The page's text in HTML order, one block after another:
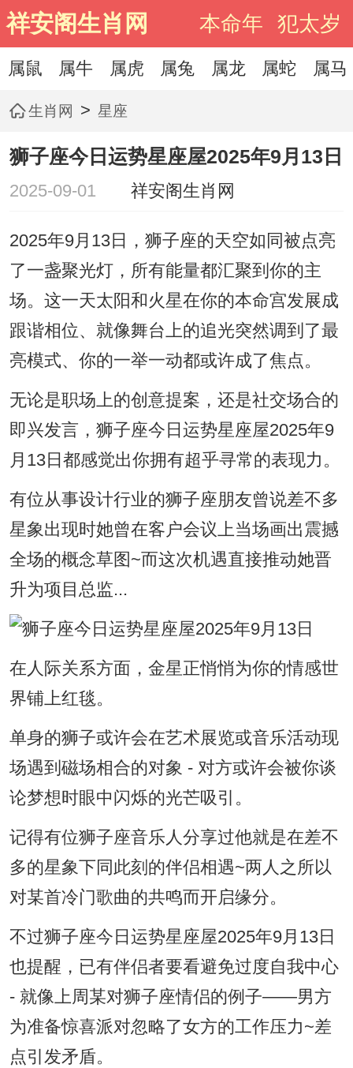
祥安阁生肖网 本命年 犯太岁
属鼠 属牛 属虎 属兔 属龙 属蛇 属马
生肖网 > 星座
狮子座今日运势星座屋2025年9月13日
2025-09-01 祥安阁生肖网
2025年9月13日，狮子座的天空如同被点亮
了一盏聚光灯，所有能量都汇聚到你的主
场。这一天太阳和火星在你的本命宫发展成
跟谐相位、就像舞台上的追光突然调到了最
亮模式、你的一举一动都或许成了焦点。
无论是职场上的创意提案，还是社交场合的
即兴发言，狮子座今日运势星座屋2025年9
月13日都感觉出你拥有超乎寻常的表现力。
有位从事设计行业的狮子座朋友曾说差不多
星象出现时她曾在客户会议上当场画出震撼
全场的概念草图~而这次机遇直接推动她晋
升为项目总监...
在人际关系方面，金星正悄悄为你的情感世
界铺上红毯。
单身的狮子或许会在艺术展览或音乐活动现
场遇到磁场相合的对象 - 对方或许会被你谈
论梦想时眼中闪烁的光芒吸引。
记得有位狮子座音乐人分享过他就是在差不
多的星象下同此刻的伴侣相遇~两人之所以
对某首冷门歌曲的共鸣而开启缘分。
不过狮子座今日运势星座屋2025年9月13日
也提醒，已有伴侣者要看避免过度自我中心
- 就像上周某对狮子座情侣的例子——男方
为准备惊喜派对忽略了女方的工作压力~差
点引发矛盾。